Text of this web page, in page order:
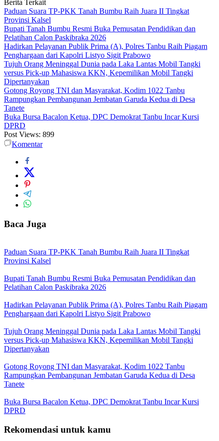
Berita Terkait
Paduan Suara TP-PKK Tanah Bumbu Raih Juara II Tingkat
Provinsi Kalsel
Bupati Tanah Bumbu Resmi Buka Pemusatan Pendidikan dan
Pelatihan Calon Paskibraka 2026
Hadirkan Pelayanan Publik Prima (A), Polres Tanbu Raih Piagam
Penghargaan dari Kapolri Listyo Sigit Prabowo
Tujuh Orang Meninggal Dunia pada Laka Lantas Mobil Tangki
versus Pick-up Mahasiswa KKN, Kepemilikan Mobil Tangki
Dipertanyakan
Gotong Royong TNI dan Masyarakat, Kodim 1022 Tanbu
Rampungkan Pembangunan Jembatan Garuda Kedua di Desa
Tanete
Buka Bursa Bacalon Ketua, DPC Demokrat Tanbu Incar Kursi
DPRD
Post Views: 899
Komentar
Baca Juga
Paduan Suara TP-PKK Tanah Bumbu Raih Juara II Tingkat
Provinsi Kalsel
Bupati Tanah Bumbu Resmi Buka Pemusatan Pendidikan dan
Pelatihan Calon Paskibraka 2026
Hadirkan Pelayanan Publik Prima (A), Polres Tanbu Raih Piagam
Penghargaan dari Kapolri Listyo Sigit Prabowo
Tujuh Orang Meninggal Dunia pada Laka Lantas Mobil Tangki
versus Pick-up Mahasiswa KKN, Kepemilikan Mobil Tangki
Dipertanyakan
Gotong Royong TNI dan Masyarakat, Kodim 1022 Tanbu
Rampungkan Pembangunan Jembatan Garuda Kedua di Desa
Tanete
Buka Bursa Bacalon Ketua, DPC Demokrat Tanbu Incar Kursi
DPRD
Rekomendasi untuk kamu